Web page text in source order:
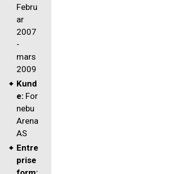
Febru
ar
2007
-
mars
2009
Kund
e: For
nebu
Arena
AS
Entre
prise